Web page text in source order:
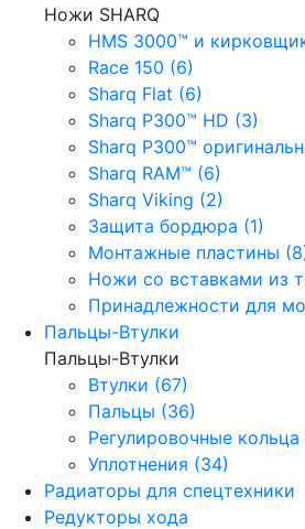
Ножи SHARQ
HMS 3000™ и
Race 150 (6)
Sharq Flat (6)
Sharq P300™ HD (3)
Sharq P300™
Sharq RAM™ (6)
Sharq Viking (2)
Защита бордюра (1)
Монтажные пластины
Ножи со вставками из
Принадлежности для
Пальцы-Втулки
Пальцы-Втулки
Втулки (67)
Пальцы (36)
Регулировочные кольца
Уплотнения (34)
Радиаторы для спецтехники
Редукторы хода